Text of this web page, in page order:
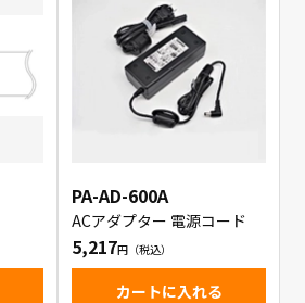
PA-AD-600A
ACアダプター 電源コード
5,217
カートに入れる